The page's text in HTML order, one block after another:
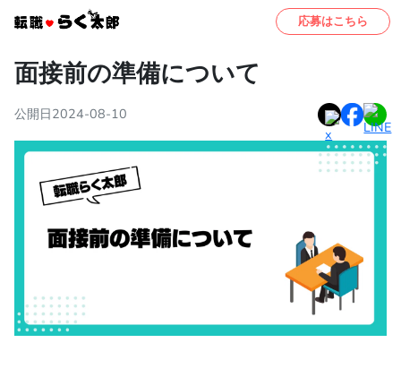
応募はこちら
面接前の準備について
公開日2024-08-10